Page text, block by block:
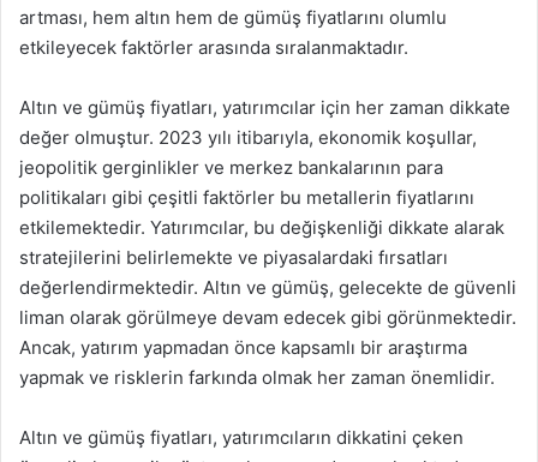
artması, hem altın hem de gümüş fiyatlarını olumlu
etkileyecek faktörler arasında sıralanmaktadır.
Altın ve gümüş fiyatları, yatırımcılar için her zaman dikkate
değer olmuştur. 2023 yılı itibarıyla, ekonomik koşullar,
jeopolitik gerginlikler ve merkez bankalarının para
politikaları gibi çeşitli faktörler bu metallerin fiyatlarını
etkilemektedir. Yatırımcılar, bu değişkenliği dikkate alarak
stratejilerini belirlemekte ve piyasalardaki fırsatları
değerlendirmektedir. Altın ve gümüş, gelecekte de güvenli
liman olarak görülmeye devam edecek gibi görünmektedir.
Ancak, yatırım yapmadan önce kapsamlı bir araştırma
yapmak ve risklerin farkında olmak her zaman önemlidir.
Altın ve gümüş fiyatları, yatırımcıların dikkatini çeken